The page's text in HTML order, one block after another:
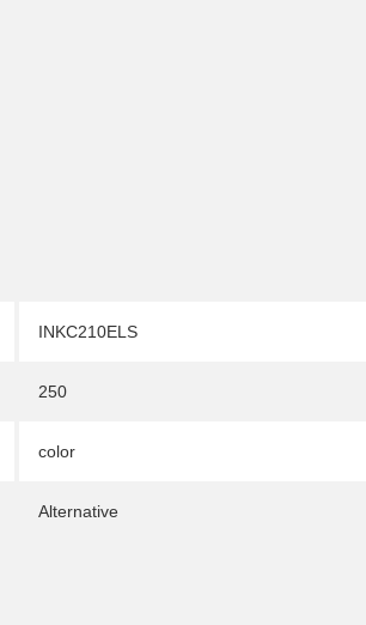
INKC210ELS
250
color
Alternative